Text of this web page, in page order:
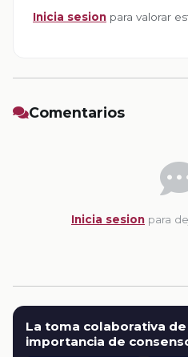
Inicia sesion para valorar
Comentarios
Inicia sesion para
La toma colaborativa
importancia de